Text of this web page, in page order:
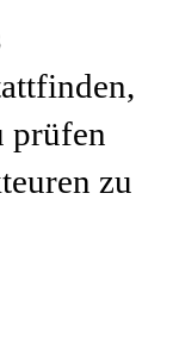
prüfen
zu